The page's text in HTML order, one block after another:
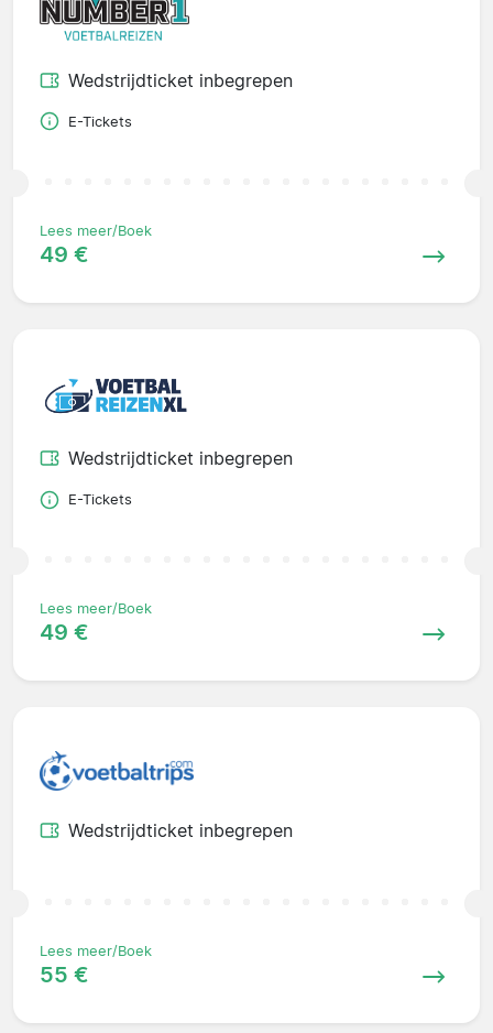
Wedstrijdticket inbegrepen
E-Tickets
Lees meer/Boek
49 €
Wedstrijdticket inbegrepen
E-Tickets
Lees meer/Boek
49 €
Wedstrijdticket inbegrepen
Lees meer/Boek
55 €